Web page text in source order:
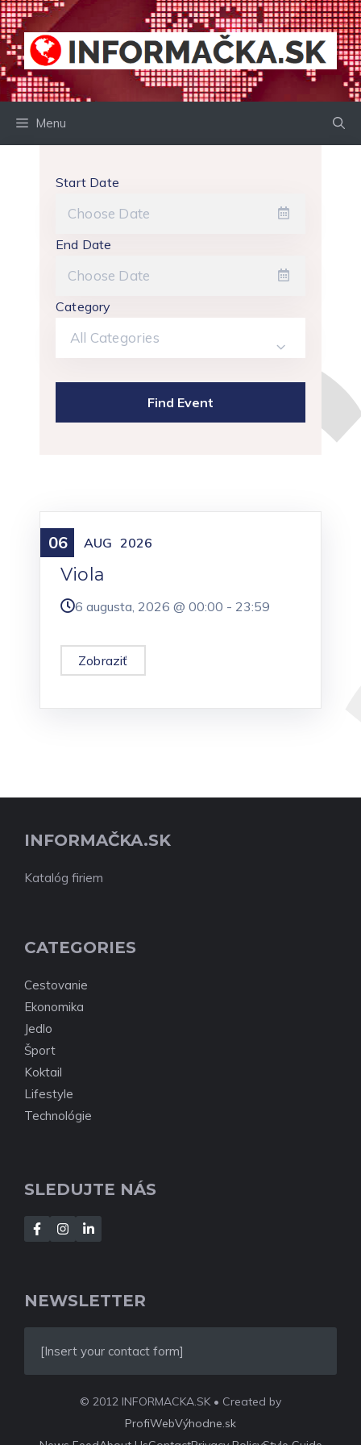
Preskočiť
na
obsah
Menu
Start Date
End Date
Category
All Categories
06 AUG 2026
Meniny
Viola
6 augusta, 2026 @ 00:00 - 23:59
Zobraziť
INFORMAČKA.SK
Katalóg firiem
CATEGORIES
Cestovanie
Ekonomika
Jedlo
Šport
Koktail
Lifestyle
Technológie
SLEDUJTE NÁS
NEWSLETTER
[Insert your contact form]
© 2012 INFORMACKA.SK • Created by
ProfiWebVýhodne.sk